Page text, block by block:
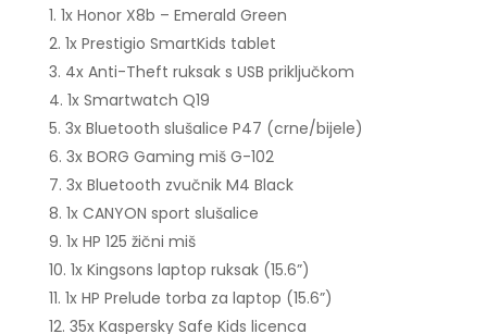
1x Honor X8b – Emerald Green
1x Prestigio SmartKids tablet
4x Anti-Theft ruksak s USB priključkom
1x Smartwatch Q19
3x Bluetooth slušalice P47 (crne/bijele)
3x BORG Gaming miš G-102
3x Bluetooth zvučnik M4 Black
1x CANYON sport slušalice
1x HP 125 žični miš
1x Kingsons laptop ruksak (15.6”)
1x HP Prelude torba za laptop (15.6”)
35x Kaspersky Safe Kids licenca